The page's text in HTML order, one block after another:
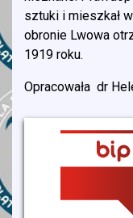
sztuki i mieszkał
obronie Lwowa
1919 roku.
Opracowała dr